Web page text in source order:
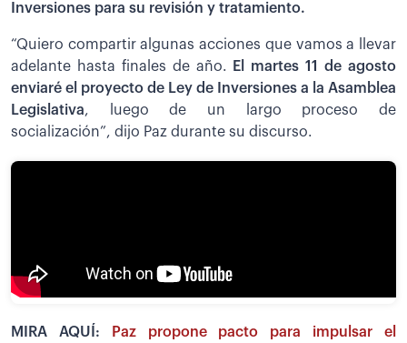
Inversiones para su revisión y tratamiento.
“Quiero compartir algunas acciones que vamos a llevar
adelante hasta finales de año.
El martes 11 de agosto
enviaré el proyecto de Ley de Inversiones a la Asamblea
Legislativa, luego de un largo proceso de
socialización”, dijo Paz durante su discurso.
MIRA AQUÍ:
Paz propone pacto para impulsar el